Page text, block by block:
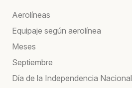
Aerolíneas
Equipaje según aerolínea
Meses
Septiembre
Día de la Independencia Nacional